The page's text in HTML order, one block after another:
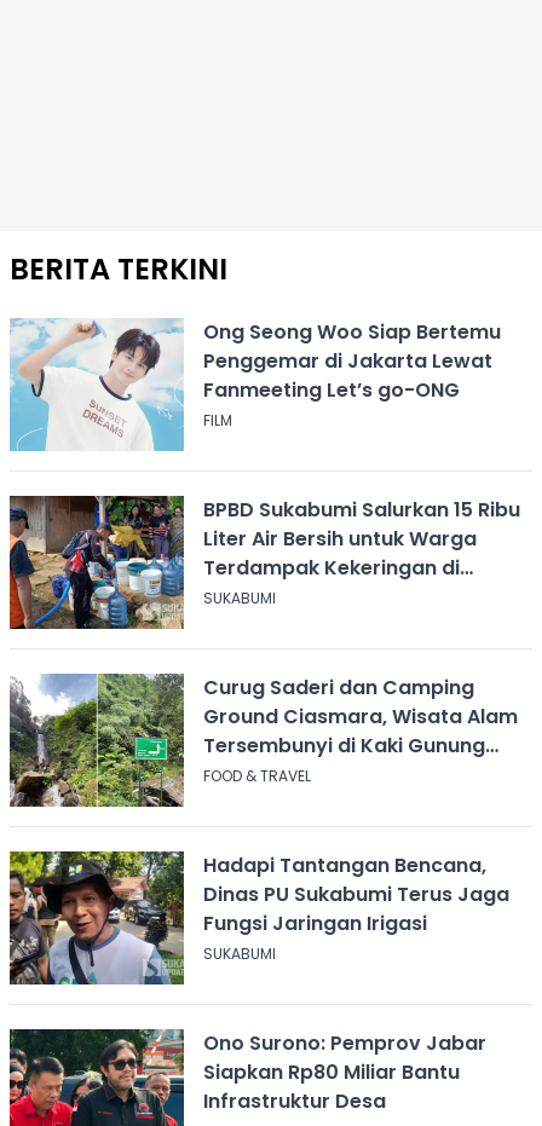
BERITA TERKINI
Ong Seong Woo Siap Bertemu
Penggemar di Jakarta Lewat
Fanmeeting Let’s go-ONG
FILM
BPBD Sukabumi Salurkan 15 Ribu
Liter Air Bersih untuk Warga
Terdampak Kekeringan di
Cicurug
SUKABUMI
Curug Saderi dan Camping
Ground Ciasmara, Wisata Alam
Tersembunyi di Kaki Gunung
Salak
FOOD & TRAVEL
Hadapi Tantangan Bencana,
Dinas PU Sukabumi Terus Jaga
Fungsi Jaringan Irigasi
SUKABUMI
Ono Surono: Pemprov Jabar
Siapkan Rp80 Miliar Bantu
Infrastruktur Desa